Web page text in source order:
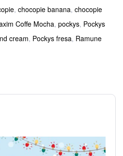
, chocopie banana, chocopie
Coffe Mocha, pockys, Pockys
cream, Pockys fresa, Ramune